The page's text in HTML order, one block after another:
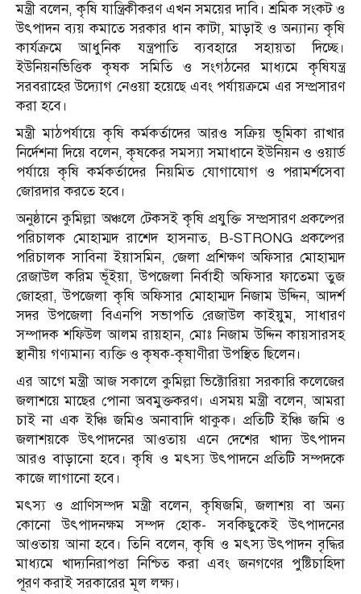
মন্ত্রী বলেন, কৃষি যান্ত্রিকীকরণ এখন সময়ের দাবি। শ্রমিক সংকট ও
উৎপাদন ব্যয় কমাতে সরকার ধান কাটা, মাড়াই ও অন্যান্য কৃষি
কার্যক্রমে আধুনিক যন্ত্রপাতি ব্যবহারে সহায়তা দিচ্ছে।
ইউনিয়নভিত্তিক কৃষক সমিতি ও সংগঠনের মাধ্যমে কৃষিযন্ত্র
সরবরাহের উদ্যোগ নেওয়া হয়েছে এবং পর্যায়ক্রমে এর সম্প্রসারণ
করা হবে।
মন্ত্রী মাঠপর্যায়ে কৃষি কর্মকর্তাদের আরও সক্রিয় ভূমিকা রাখার
নির্দেশনা দিয়ে বলেন, কৃষকের সমস্যা সমাধানে ইউনিয়ন ও ওয়ার্ড
পর্যায়ে কৃষি কর্মকর্তাদের নিয়মিত যোগাযোগ ও পরামর্শসেবা
জোরদার করতে হবে।
অনুষ্ঠানে কুমিল্লা অঞ্চলে টেকসই কৃষি প্রযুক্তি সম্প্রসারণ প্রকল্পের
পরিচালক মোহাম্মদ রাশেদ হাসনাত, B-STRONG প্রকল্পের
পরিচালক সাবিনা ইয়াসমিন, জেলা প্রশিক্ষণ অফিসার মোহাম্মদ
রেজাউল করিম ভূঁইয়া, উপজেলা নির্বাহী অফিসার ফাতেমা তুজ
জোহরা, উপজেলা কৃষি অফিসার মোহাম্মদ নিজাম উদ্দিন, আদর্শ
সদর উপজেলা বিএনপি সভাপতি রেজাউল কাইয়ুম, সাধারণ
সম্পাদক শফিউল আলম রায়হান, মোঃ নিজাম উদ্দিন কায়সারসহ
স্থানীয় গণ্যমান্য ব্যক্তি ও কৃষক-কৃষাণীরা উপস্থিত ছিলেন।
এর আগে মন্ত্রী আজ সকালে কুমিল্লা ভিক্টোরিয়া সরকারি কলেজের
জলাশয়ে মাছের পোনা অবমুক্তকরণ। এসময় মন্ত্রী বলেন, আমরা
চাই না এক ইঞ্চি জমিও অনাবাদি থাকুক। প্রতিটি ইঞ্চি জমি ও
জলাশয়কে উৎপাদনের আওতায় এনে দেশের খাদ্য উৎপাদন
আরও বাড়ানো হবে। কৃষি ও মৎস্য উৎপাদনে প্রতিটি সম্পদকে
কাজে লাগানো হবে।
মৎস্য ও প্রাণিসম্পদ মন্ত্রী বলেন, কৃষিজমি, জলাশয় বা অন্য
কোনো উৎপাদনক্ষম সম্পদ হোক- সবকিছুকেই উৎপাদনের
আওতায় আনা হবে। তিনি বলেন, কৃষি ও মৎস্য উৎপাদন বৃদ্ধির
মাধ্যমে খাদ্যনিরাপত্তা নিশ্চিত করা এবং জনগণের পুষ্টিচাহিদা
পূরণ করাই সরকারের মূল লক্ষ্য।